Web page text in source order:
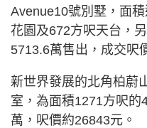
Avenue10號別墅，面
花園及672方呎天台，
5713.6萬售出，成交呎
新世界發展的北角柏蔚
室，為面積1271方呎的
萬，呎價約26843元。